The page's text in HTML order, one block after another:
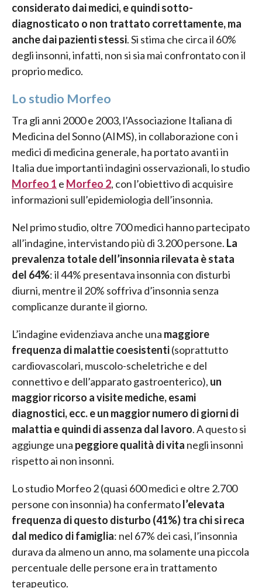
considerato dai medici, e quindi sotto-
diagnosticato o non trattato correttamente, ma
anche dai pazienti stessi. Si stima che circa il 60%
degli insonni, infatti, non si sia mai confrontato con il
proprio medico.
Lo studio Morfeo
Tra gli anni 2000 e 2003, l’Associazione Italiana di
Medicina del Sonno (AIMS), in collaborazione con i
medici di medicina generale, ha portato avanti in
Italia due importanti indagini osservazionali, lo studio
Morfeo 1 e Morfeo 2, con l’obiettivo di acquisire
informazioni sull’epidemiologia dell’insonnia.
Nel primo studio, oltre 700 medici hanno partecipato
all’indagine, intervistando più di 3.200 persone. La
prevalenza totale dell’insonnia rilevata è stata
del 64%: il 44% presentava insonnia con disturbi
diurni, mentre il 20% soffriva d’insonnia senza
complicanze durante il giorno.
L’indagine evidenziava anche una maggiore
frequenza di malattie coesistenti(soprattutto
cardiovascolari, muscolo-scheletriche e del
connettivo e dell’apparato gastroenterico), un
maggior ricorso a visite mediche, esami
diagnostici, ecc. e un maggior numero di giorni di
malattia e quindi di assenza dal lavoro. A questo si
aggiunge una peggiore qualità di vita negli insonni
rispetto ai non insonni.
Lo studio Morfeo 2 (quasi 600 medici e oltre 2.700
persone con insonnia) ha confermatol’elevata
frequenza di questo disturbo (41%) tra chi si reca
dal medico di famiglia: nel 67% dei casi, l’insonnia
durava da almeno un anno, ma solamente una piccola
percentuale delle persone era in trattamento
terapeutico.